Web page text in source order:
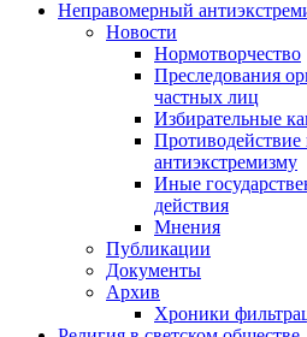
Неправомерный
Новости
Нормотворчество
Преследования
частных лиц
Избирательные
антиэкстремизму
Иные
действия
Мнения
Публикации
Документы
Архив
Хроники